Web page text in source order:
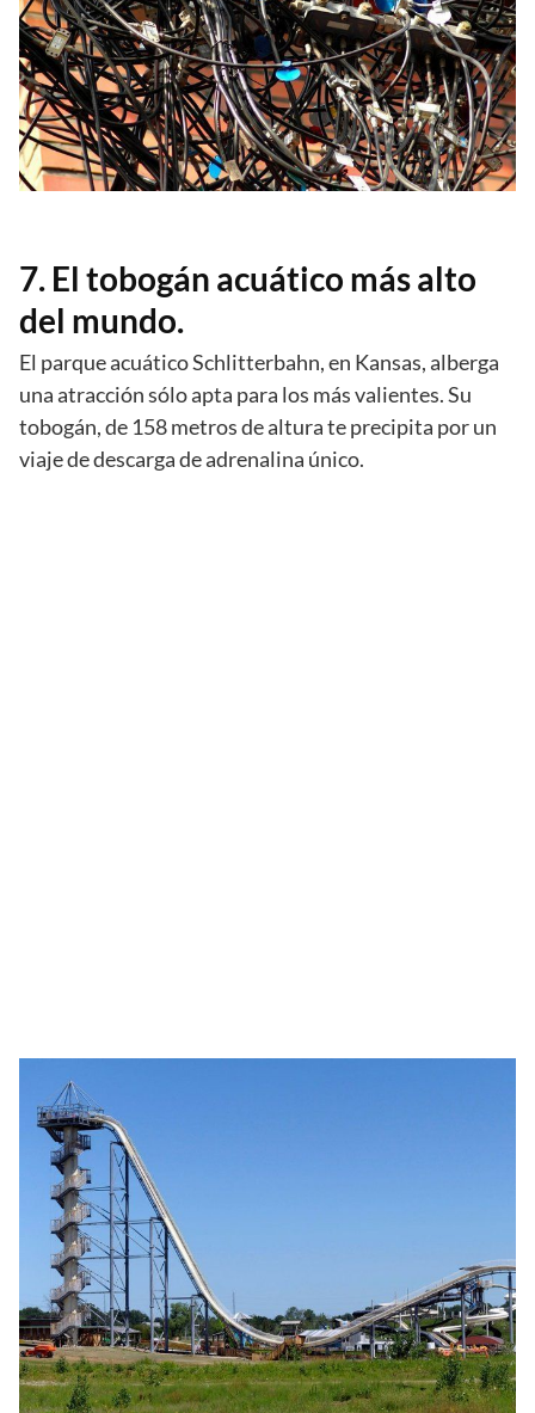
7. El tobogán acuático más alto
del mundo.
El parque acuático Schlitterbahn, en Kansas, alberga
una atracción sólo apta para los más valientes. Su
tobogán, de 158 metros de altura te precipita por un
viaje de descarga de adrenalina único.